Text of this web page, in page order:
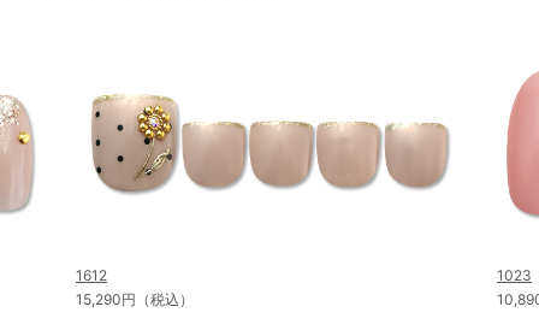
1612
15,290円（税込）
1023